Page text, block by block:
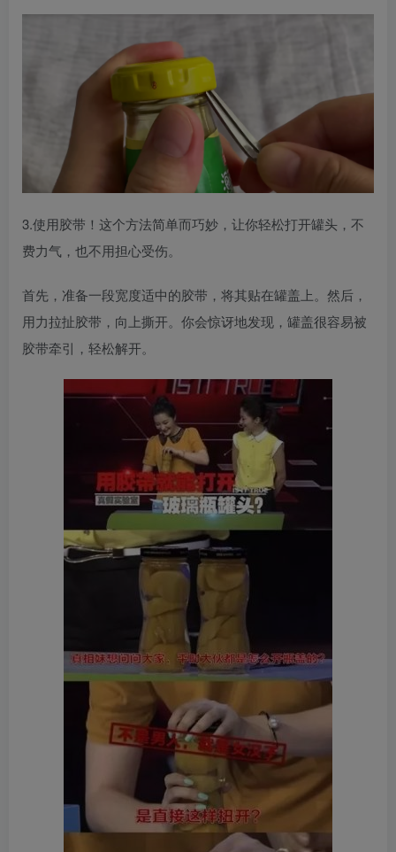
3.使用胶带！这个方法简单而巧妙，让你轻松打开罐头，不
费力气，也不用担心受伤。
首先，准备一段宽度适中的胶带，将其贴在罐盖上。然后，
用力拉扯胶带，向上撕开。你会惊讶地发现，罐盖很容易被
胶带牵引，轻松解开。